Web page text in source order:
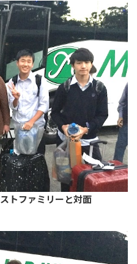
トファミリーと対面